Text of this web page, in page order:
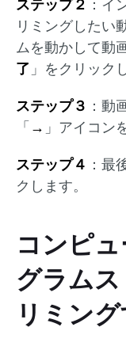
ステップ２ ：イ
リミングしたい
ムを動かして動
了 」をクリック
ステップ３ ：動
「 → 」アイコン
ステップ４ ：最
クします。
コンピ
グラム
リミン